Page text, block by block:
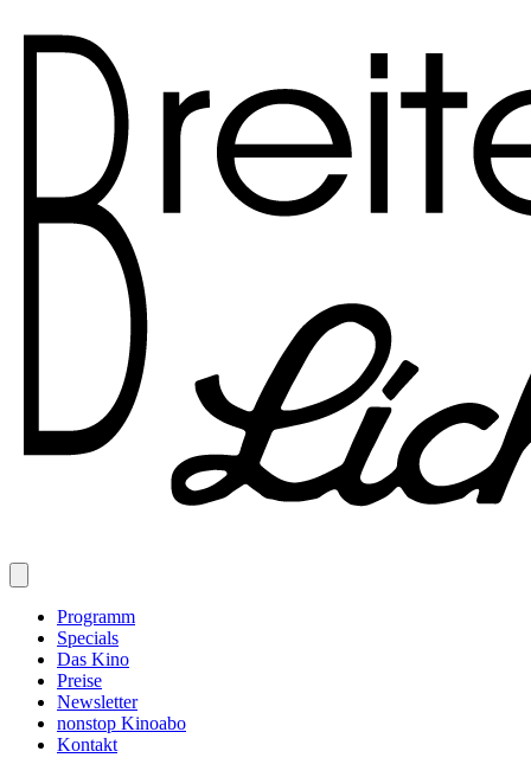
Programm
Specials
Das Kino
Preise
Newsletter
nonstop Kinoabo
Kontakt